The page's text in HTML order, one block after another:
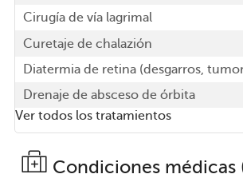
Cirugía de vía lagrimal
Curetaje de chalazión
Diatermia de retina (desgarros,
Drenaje de absceso de órbita
Ver todos los tratamientos
Condiciones médicas